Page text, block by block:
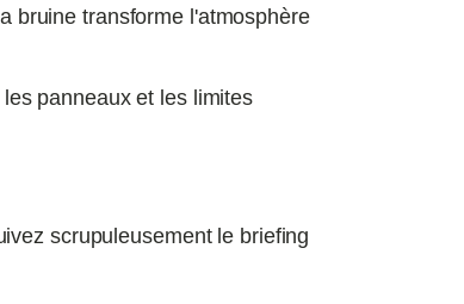
bruine transforme l'atmosphère
panneaux et les limites
scrupuleusement le briefing